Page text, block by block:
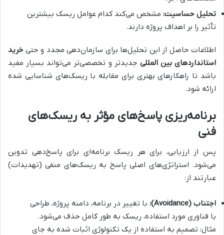
تحلیل حساسیت: مشخص می‌کند کدام عوامل ریسک بیشترین
تأثیر را بر اهداف پروژه دارند.
اطلاعات حاصل از این تحلیل‌ها برای سازمان‌دهی مجدد و حتی خرید
استانداردهای بین المللی جدیدتر و تخصصی‌تر می‌تواند بسیار مفید
باشد تا راهکارهای بهتری برای مقابله با ریسک‌های شناسایی شده
ارائه شود.
برنامه‌ریزی پاسخ‌های مؤثر به ریسک‌های
فنی
پس از ارزیابی، برای هر ریسک برنامه‌ای برای پاسخ‌دهی تدوین
می‌شود. استراتژی‌های اصلی پاسخ به ریسک‌های منفی (تهدیدات)
عبارتند از:
اجتناب (Avoidance):
با تغییر در برنامه، دامنه پروژه، طراحی
یا فناوری مورد استفاده، ریسک به طور کامل حذف می‌شود.
مثال: تصمیم به استفاده از یک تکنولوژی اثبات شده به جای